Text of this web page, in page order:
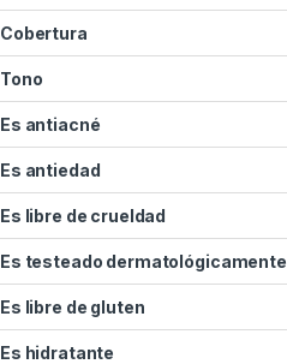
Cobertura
Tono
Es antiacné
Es antiedad
Es libre de crueldad
Es testeado dermatológicamente
Es libre de gluten
Es hidratante